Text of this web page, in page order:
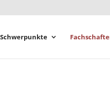
Schwerpunkte